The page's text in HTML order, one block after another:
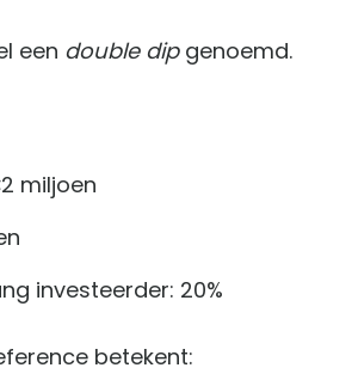
een double dipgenoemd.
miljoen
investeerder: 20%
betekent: